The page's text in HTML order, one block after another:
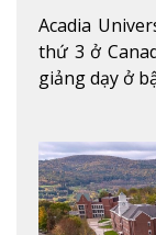
Acadia
thứ 3 ở
giảng dạy ở